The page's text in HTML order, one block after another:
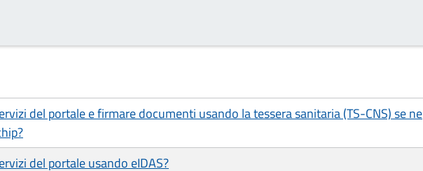
del portale e firmare documenti usando la tessera sanitaria (TS-CNS) se ne
del portale usando eIDAS?